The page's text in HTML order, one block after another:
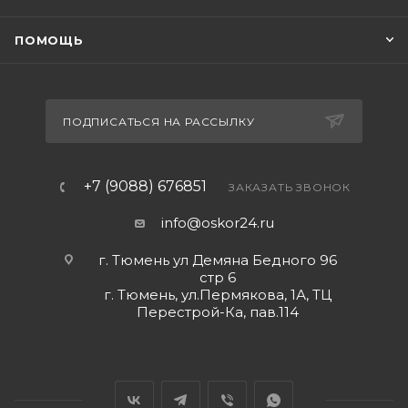
ПОМОЩЬ
ПОДПИСАТЬСЯ НА РАССЫЛКУ
+7 (9088) 676851 ЗАКАЗАТЬ ЗВОНОК
info@oskor24.ru
г. Тюмень ул Демяна Бедного 96
стр 6
г. Тюмень, ул.Пермякова, 1А, ТЦ
Перестрой-Ка, пав.114